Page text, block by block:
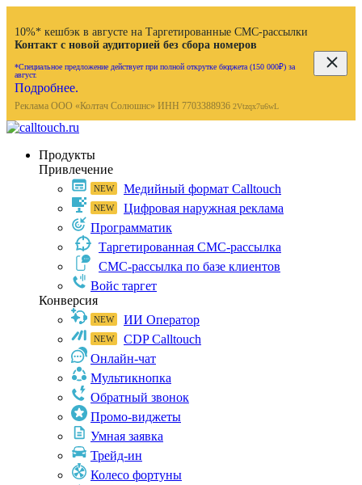
10%* кешбэк в августе на Таргетированные СМС-рассылки
Контакт с новой аудиторией без сбора номеров
*Специальное предложение действует при полной открутке бюджета (150 000₽) за
август.
Подробнее.
Реклама ООО «Колтач Солюшнс» ИНН 7703388936 2Vtzqx7u6wL
Продукты
Привлечение
Медийный формат Calltouch
Цифровая наружная реклама
Программатик
Таргетированная СМС-рассылка
СМС-рассылка по базе клиентов
Войс таргет
Конверсия
ИИ Оператор
CDP Calltouch
Онлайн-чат
Мультикнопка
Обратный звонок
Промо-виджеты
Умная заявка
Трейд-ин
Колесо фортуны